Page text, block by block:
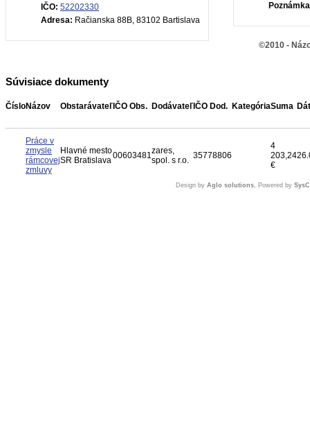
IČO: 52202330
Adresa: Račianska 88B, 83102 Bartislava
Súvisiace dokumenty
ČísloNázov Obstarávateľ IČO Obs. Dodávateľ IČO Dod. KategóriaSuma
Práce v
zmysle
rámcovej
zmluvy
Hlavné mesto
SR Bratislava00603481zares,
spol. s r.o. 35778806
4
203,24
€
©2010 -
Design by Aglo solutions, Powered by